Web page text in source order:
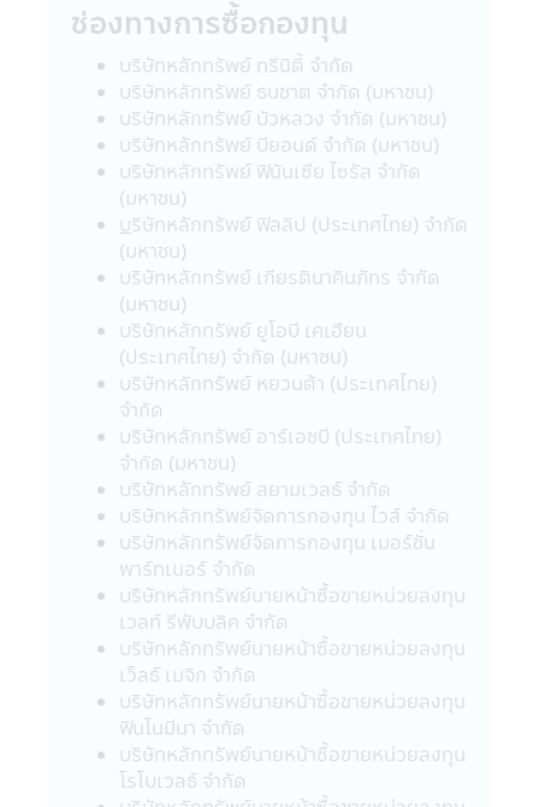
กองทุนรวมเพื่อการออม (SSF) / กองทุนรวม
เพื่อการออมพิเศษ (SSFX) หรือหน่วยลงทุน
ชนิดเพื่อการออมพิเศษ (SSFX) ซึ่งเป็นไปตาม
กฎกระทรวง ฉบับที่ 357 (พ.ศ 2563) ออกตาม
ความในประมวลรัษฎากรว่าด้วยการยกเว้น
รัษฎากร ลงวันที่ 10 มีนาคม 2563 โดยเป็นไป
ตามเกณฑ์กรมรรพากรกำหนด ผู้ลงทุนควร
ศึกษาข้อมูลในหนังสือชี้ชวน/หนังสือชี้ชวนส่วน
สรุปข้อมูลสำคัญ ให้เข้าใจและควรเก็บหนังสือชี้
ชวนไว้เป็นข้อมูล เพื่อใช้อ้างอิงในอนาคต และ
เมื่อมีข้อสงสัยให้สอบถามผู้ติดต่อกับผู้ลงทุนให้
เข้าใจก่อนซื้อหน่วยลงทุน
คำเตือนเฉพาะกองทุน
• ผู้ลงทุนไม่สามารถนำหน่วยลงทุนของกองทุน
รวมเพื่อการเลี้ยงชีพและกองทุนรวมหุ้นระยะ
ยาวไปจำหน่าย จ่าย โอน จำนำ หรือนำไปเป็น
หลักประกัน
• สำหรับการลงทุนในกองทุนรวมเพื่อการ
เลี้ยงชีพ และกองทุนรวมหุ้นระยะยาว ผู้ถือ
หน่วยลงทุน (ของกองทุนรวม) จะต้องปฏิบัติ
ตามเงื่อนไขการลงทุน และเงื่อนไขที่กำหนดโดย
กรมสรรพากรอย่างเคร่งครัดทุกประการ (ซึ่ง
สามารถศึกษาได้จากคู่มือการลงทุนที่บริษัท
จัดการได้จัดให้) มิฉะนั้นผู้ลงทุนจะไม่ได้รับสิทธิ
ประโยชน์ทางภาษี และ/หรือ ผู้ลงทุนอาจถูกหัก
หรือไม่สามารถขอคืนภาษี ณ ที่จ่ายจากกำไรที่
เกิดขึ้นตลอดจนผู้ลงทุนจะต้องคืนสิทธิประโยชน์
ทางภาษีที่เคยได้รับภายในกำหนดเวลา และ/
หรือ อาจจะต้องชำระเงินเพิ่ม และเบี้ยปรับตาม
ช่องทางการซื้อกองทุน
บริษัทหลักทรัพย์ ทรีนิตี้ จำกัด
บริษัทหลักทรัพย์ ธนชาต จำกัด (มหาชน)
บริษัทหลักทรัพย์ บัวหลวง จำกัด (มหาชน)
บริษัทหลักทรัพย์ บียอนด์ จำกัด (มหาชน)
บริษัทหลักทรัพย์ ฟินันเซีย ไซรัส จำกัด
(มหาชน)
บริษัทหลักทรัพย์ ฟิลลิป (ประเทศไทย) จำกัด
(มหาชน)
บริษัทหลักทรัพย์ เกียรตินาคินภัทร จำกัด
(มหาชน)
บริษัทหลักทรัพย์ ยูโอบี เคเฮียน
(ประเทศไทย) จำกัด (มหาชน)
บริษัทหลักทรัพย์ หยวนต้า (ประเทศไทย)
จำกัด
บริษัทหลักทรัพย์ อาร์เอชบี (ประเทศไทย)
จำกัด (มหาชน)
บริษัทหลักทรัพย์ สยามเวลธ์ จำกัด
บริษัทหลักทรัพย์จัดการกองทุน ไวส์ จำกัด
บริษัทหลักทรัพย์จัดการกองทุน เมอร์ชั่น
พาร์ทเนอร์ จำกัด
บริษัทหลักทรัพย์นายหน้าซื้อขายหน่วยลงทุน
เวลท์ รีพับบลิค จำกัด
บริษัทหลักทรัพย์นายหน้าซื้อขายหน่วยลงทุน
เว็ลธ์ เมจิก จำกัด
บริษัทหลักทรัพย์นายหน้าซื้อขายหน่วยลงทุน
ฟินโนมีนา จำกัด
บริษัทหลักทรัพย์นายหน้าซื้อขายหน่วยลงทุน
โรโบเวลธ์ จำกัด